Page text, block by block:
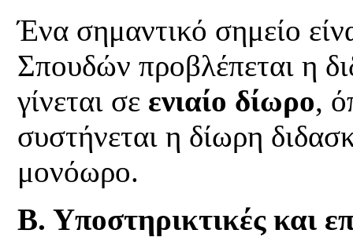
Ένα σημαντικό σημείο
Σπουδών προβλέπεται η
γίνεται σε ενιαίο δίωρο,
συστήνεται η δίωρη
μονόωρο.
Β. Υποστηρικτικές και